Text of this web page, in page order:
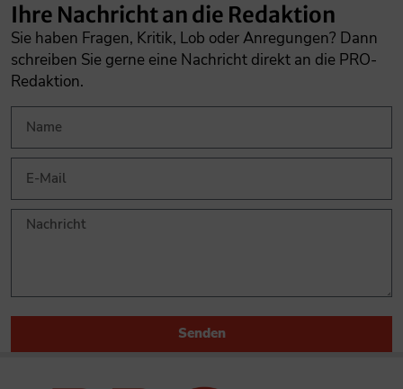
Ihre Nachricht an die Redaktion
Sie haben Fragen, Kritik, Lob oder Anregungen? Dann
schreiben Sie gerne eine Nachricht direkt an die PRO-
Redaktion.
Senden